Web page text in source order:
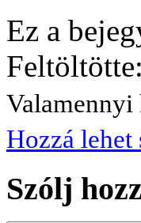
Ez a
Feltöltötte:
Valamennyi
Hozzá lehet
Szólj